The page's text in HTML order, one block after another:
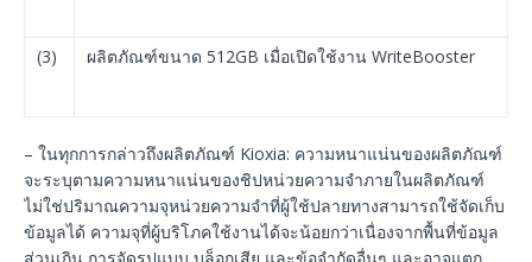
(3) ผลิตภัณฑ์ขนาด 512GB เมื่อเปิดใช้งาน WriteBooster
– ในทุกการกล่าวถึงผลิตภัณฑ์ Kioxia: ความหนาแน่นของผลิตภัณฑ์
จะระบุตามความหนาแน่นของชิปหน่วยความจำภายในผลิตภัณฑ์
ไม่ใช่ปริมาณความจุหน่วยความจำที่ผู้ใช้ปลายทางสามารถใช้จัดเก็บ
ข้อมูลได้ ความจุที่ผู้บริโภคใช้งานได้จะน้อยกว่าเนื่องจากพื้นที่ข้อมูล